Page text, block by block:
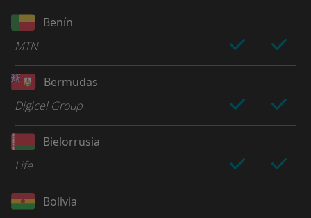
Benín
MTN
Bermudas
Digicel Group
Bielorrusia
Life
Bolivia